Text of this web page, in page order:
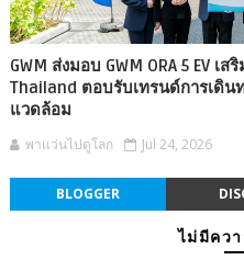
GWM ส่งมอบ GWM ORA 5 EV เ
Thailand ตอบรับเทรนด์การเดิ
แวดล้อม
พาแว่นไปดูโลก Jul 24, 2026
BLOGGER
ไม่มีคว